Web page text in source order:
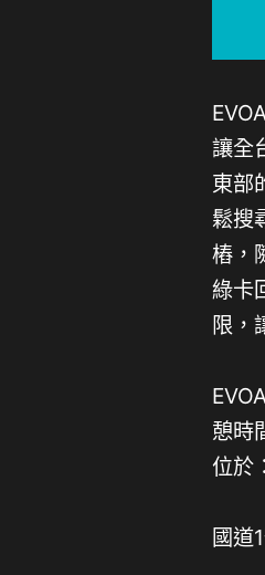
讓全
東部
鬆搜
樁，
綠卡
限，
憩時
位於：
國道